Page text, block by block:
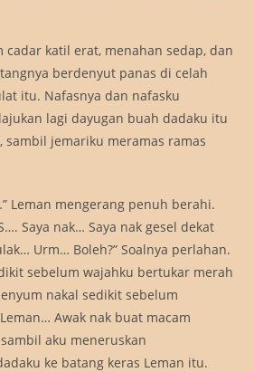
cadar katil erat, menahan sedap, dan
berdenyut panas di celah
itu. Nafasnya dan nafasku
lagi dayugan buah dadaku itu
sambil jemariku meramas ramas
Leman mengerang penuh berahi.
Saya nak… Saya nak gesel dekat
Urm… Boleh?” Soalnya perlahan.
sebelum wajahku bertukar merah
nakal sedikit sebelum
Awak nak buat macam
aku meneruskan
ke batang keras Leman itu.